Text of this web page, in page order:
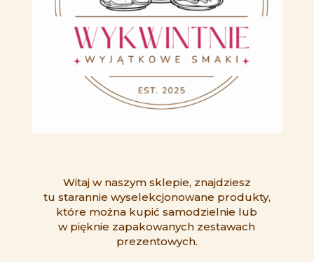
Witaj w naszym sklepie, znajdziesz
tu starannie wyselekcjonowane produkty,
które można kupić samodzielnie lub
w pięknie zapakowanych zestawach
prezentowych.